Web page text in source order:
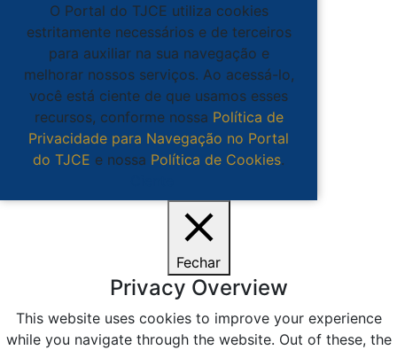
O Portal do TJCE utiliza cookies
estritamente necessários e de terceiros
para auxiliar na sua navegação e
melhorar nossos serviços. Ao acessá-lo,
você está ciente de que usamos esses
recursos, conforme nossa Política de
Privacidade para Navegação no Portal
do TJCE e nossa Política de Cookies.
Fechar
Privacy Overview
This website uses cookies to improve your experience
while you navigate through the website. Out of these, the